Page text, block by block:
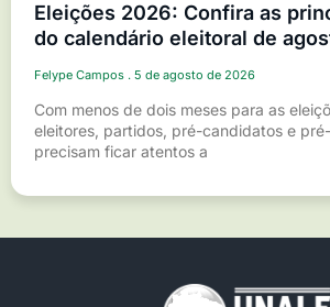
Eleições 2026: Confira as
do calendário eleitoral de
Felype Campos 5 de agosto de 2026
Com menos de dois meses para as
eleitores, partidos, pré-candidatos e
precisam ficar atentos a